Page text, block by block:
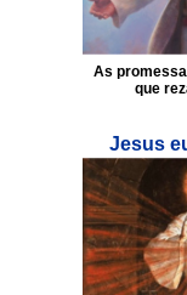
As
que
Jesus